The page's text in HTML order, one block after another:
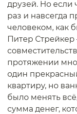
друзей. Но если
раз и навсегда
человеком, как
Питер
протяжении
один
квартиру, но
было менять
сумма денег,